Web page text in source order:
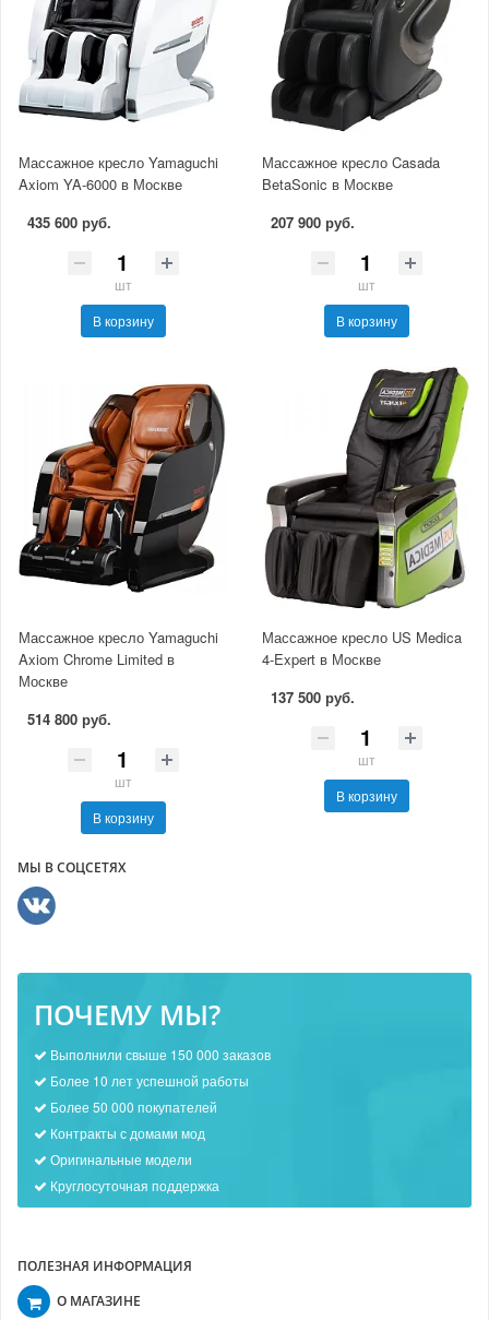
Массажное кресло Yamaguchi
Axiom YA-6000 в Москве
435 600 руб.
шт
В корзину
Массажное кресло Casada
BetaSonic в Москве
207 900 руб.
шт
В корзину
Массажное кресло Yamaguchi
Axiom Chrome Limited в
Москве
514 800 руб.
шт
В корзину
Массажное кресло US Medica
4-Expert в Москве
137 500 руб.
шт
В корзину
МЫ В СОЦСЕТЯХ
ПОЧЕМУ МЫ?
Выполнили свыше 150 000 заказов
Более 10 лет успешной работы
Более 50 000 покупателей
Контракты с домами мод
Оригинальные модели
Круглосуточная поддержка
ПОЛЕЗНАЯ ИНФОРМАЦИЯ
О МАГАЗИНЕ